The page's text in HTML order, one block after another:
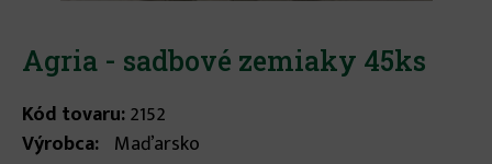
Agria - sadbové zemiaky 45ks
Kód tovaru:2152
Výrobca: Maďarsko